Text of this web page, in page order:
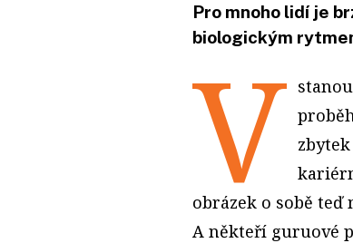
Pro mnoho lidí je
biologickým
V
obrázek o sobě
A někteří guruové